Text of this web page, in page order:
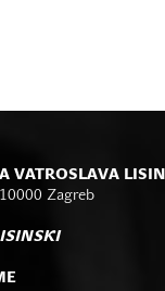
VATROSLAVA
10000 Zagreb